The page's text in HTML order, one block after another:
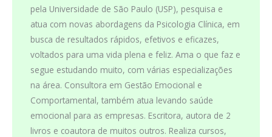
pela Universidade de São Paulo (USP), pesquisa e
atua com novas abordagens da Psicologia Clínica, em
busca de resultados rápidos, efetivos e eficazes,
voltados para uma vida plena e feliz. Ama o que faz e
segue estudando muito, com várias especializações
na área. Consultora em Gestão Emocional e
Comportamental, também atua levando saúde
emocional para as empresas. Escritora, autora de 2
livros e coautora de muitos outros. Realiza cursos,